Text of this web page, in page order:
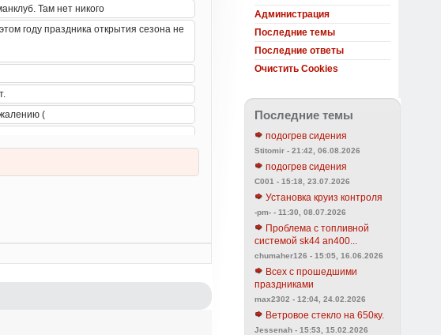
Администрация
Последние темы
Последние ответы
Очистить Cookies
Последние темы
подогрев сидения
Stitomir - 21:42, 06.08.2026
подогрев сидения
C001 - 15:18, 23.07.2026
Установка круиз контроля
-pm- - 11:30, 08.07.2026
Проблема с топливной
системой sk44 an400...
chumaher126 - 15:05, 16.06.2026
Всех с прошедшими
праздниками
max2302 - 12:04, 24.02.2026
Ветровое стекло на 650ку.
Jessenah - 15:53, 15.02.2026